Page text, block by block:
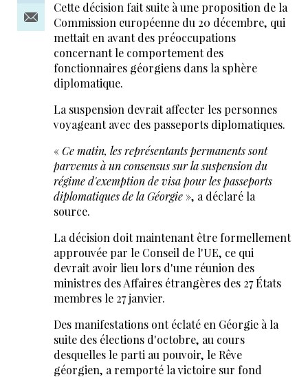
Cette décision fait suite à une proposition de la
Commission européenne du 20 décembre, qui
mettait en avant des préoccupations
concernant le comportement des
fonctionnaires géorgiens dans la sphère
diplomatique.
La suspension devrait affecter les personnes
voyageant avec des passeports diplomatiques.
«Ce matin, les représentants permanents sont
parvenus à un consensus sur la suspension du
régime d'exemption de visa pour les passeports
diplomatiques de la Géorgie», a déclaré la
source.
La décision doit maintenant être formellement
approuvée par le Conseil de l'UE, ce qui
devrait avoir lieu lors d'une réunion des
ministres des Affaires étrangères des 27 États
membres le 27 janvier.
Des manifestations ont éclaté en Géorgie à la
suite des élections d'octobre, au cours
desquelles le parti au pouvoir, le Rêve
géorgien, a remporté la victoire sur fond